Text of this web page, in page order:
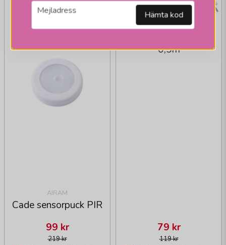
AIRAM
Cade sensorpuck PIR
219 kr
99 kr
AIRAM
0,5m
119 kr
79 kr
email
Mejladress Hämta kod